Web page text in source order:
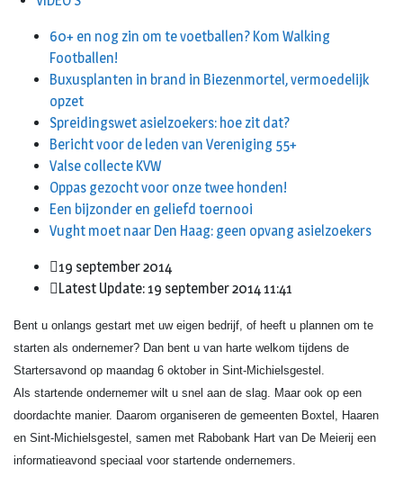
60+ en nog zin om te voetballen? Kom Walking
Footballen!
Buxusplanten in brand in Biezenmortel, vermoedelijk
opzet
Spreidingswet asielzoekers: hoe zit dat?
Bericht voor de leden van Vereniging 55+
Valse collecte KVW
Oppas gezocht voor onze twee honden!
Een bijzonder en geliefd toernooi
Vught moet naar Den Haag: geen opvang asielzoekers
19 september 2014
Latest Update: 19 september 2014 11:41
Bent u onlangs gestart met uw eigen bedrijf, of heeft u plannen om te
starten als ondernemer? Dan bent u van harte welkom tijdens de
Startersavond op maandag 6 oktober in Sint-Michielsgestel.
Als startende ondernemer wilt u snel aan de slag. Maar ook op een
doordachte manier. Daarom organiseren de gemeenten Boxtel, Haaren
en Sint-Michielsgestel, samen met Rabobank Hart van De Meierij een
informatieavond speciaal voor startende ondernemers.